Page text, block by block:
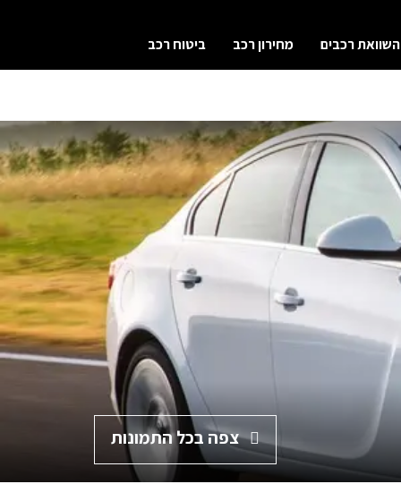
השוואת רכבים מחירון רכב ביטוח רכב
צפה בכל התמונות